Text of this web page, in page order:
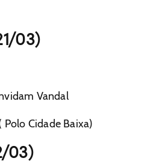
03)
Vandal
Cidade Baixa)
03)